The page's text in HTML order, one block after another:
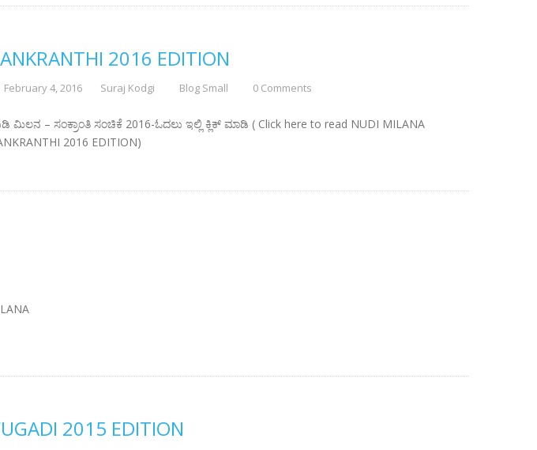
2016 EDITION
February 4, 2016 Suraj Kodgi Blog Small 0 Comments
ಮಿಲನ – ಸಂಕ್ರಾಂತಿ ಸಂಚಿಕೆ 2016-ಓದಲು ಇಲ್ಲಿ ಕ್ಲಿಕ್ ಮಾಡಿ ( Click here to read NUDI MILANA
2016 EDITION)
2015 EDITION